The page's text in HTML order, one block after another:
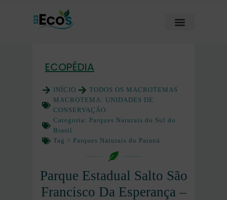
ECOPÉDIA
INÍCIO
TODOS OS MACROTEMAS
MACROTEMA: UNIDADES DE
CONSERVAÇÃO
Categoria: Parques Naturais do Sul do
Brasil
Tag > Parques Naturais do Paraná
Parque Estadual Salto São
Francisco Da Esperança –